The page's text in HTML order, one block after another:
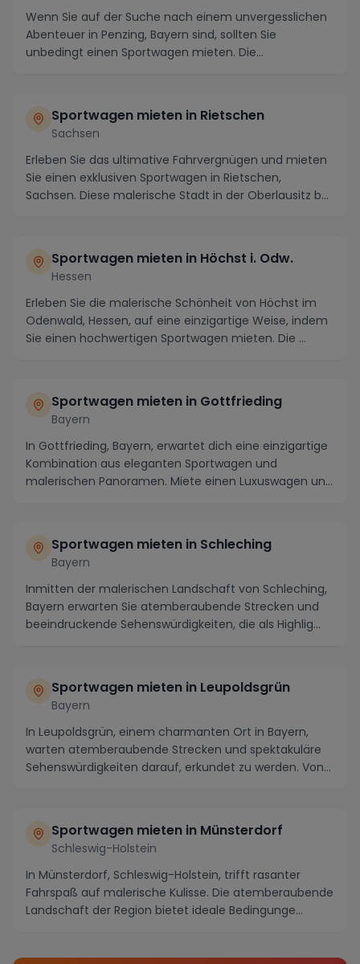
Wenn Sie auf der Suche nach einem unvergesslichen
Abenteuer in Penzing, Bayern sind, sollten Sie
unbedingt einen Sportwagen mieten. Die
Sportwagen mieten in Rietschen
Sachsen
Erleben Sie das ultimative Fahrvergnügen und mieten
Sie einen exklusiven Sportwagen in Rietschen,
Sachsen. Diese malerische Stadt in der Oberlausitz b...
Sportwagen mieten in Höchst i. Odw.
Hessen
Erleben Sie die malerische Schönheit von Höchst im
Odenwald, Hessen, auf eine einzigartige Weise, indem
Sie einen hochwertigen Sportwagen mieten. Die ...
Sportwagen mieten in Gottfrieding
Bayern
In Gottfrieding, Bayern, erwartet dich eine einzigartige
Kombination aus eleganten Sportwagen und
malerischen Panoramen. Miete einen Luxuswagen und
Sportwagen mieten in Schleching
Bayern
Inmitten der malerischen Landschaft von Schleching,
Bayern erwarten Sie atemberaubende Strecken und
beeindruckende Sehenswürdigkeiten, die als Highlig...
Sportwagen mieten in Leupoldsgrün
Bayern
In Leupoldsgrün, einem charmanten Ort in Bayern,
warten atemberaubende Strecken und spektakuläre
Sehenswürdigkeiten darauf, erkundet zu werden. Von
Sportwagen mieten in Münsterdorf
Schleswig-Holstein
In Münsterdorf, Schleswig-Holstein, trifft rasanter
Fahrspaß auf malerische Kulisse. Die atemberaubende
Landschaft der Region bietet ideale Bedingunge...